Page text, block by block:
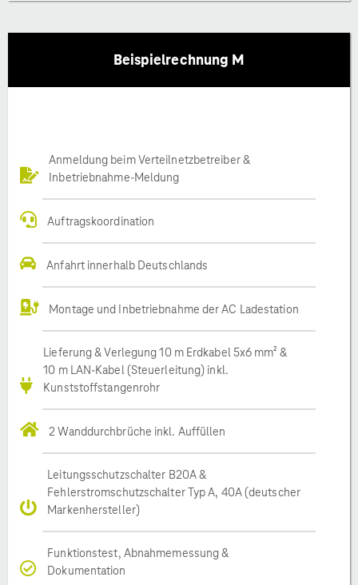
Beispielrechnung M
Anmeldung beim Verteilnetzbetreiber &
Inbetriebnahme-Meldung
Auftragskoordination
Anfahrt innerhalb Deutschlands
Montage und Inbetriebnahme der AC Ladestation
Lieferung & Verlegung 10 m Erdkabel 5x6 mm² &
10 m LAN-Kabel (Steuerleitung) inkl.
Kunststoffstangenrohr
2 Wanddurchbrüche inkl. Auffüllen
Leitungsschutzschalter B20A &
Fehlerstromschutzschalter Typ A, 40A (deutscher
Markenhersteller)
Funktionstest, Abnahmemessung &
Dokumentation